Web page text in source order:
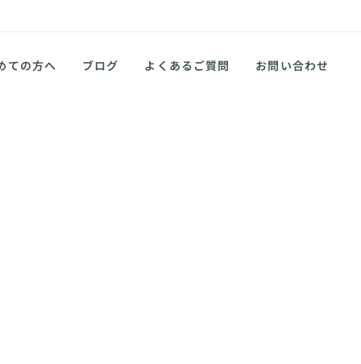
ての方へ ブログ よくあるご質問 お問い合わせ